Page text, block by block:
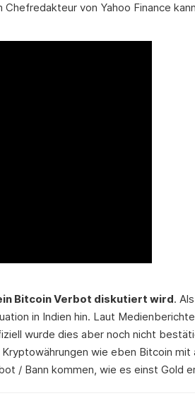
von Yahoo Finance
Bitcoin Verbot diskutiert wird.
in Indien hin. Laut
wurde dies aber noch nicht
wie eben Bitcoin mit
/ Bann kommen, wie es einst Gold